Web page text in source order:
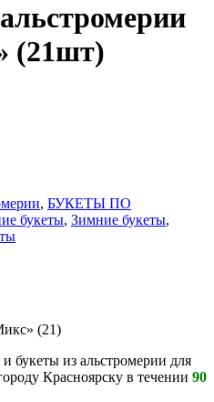
(21шт)
, БУКЕТЫ ПО
букеты, Зимние букеты,
(21)
букеты из альстромерии для
Красноярску в течении 90